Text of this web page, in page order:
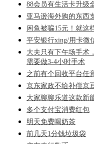
88会员有生活卡升级
亚马逊海外购的东西
闲鱼被骗15元！就这
平安银行xing/用卡微
大夫只有下午场手术
需要做3-4小时手术
之前有个回收平台任
京东家政不给补偿京
大家聊聊乐道这款新
多个支付宝消费红包
明天免费喝奶茶
前几天1分钱垃圾袋